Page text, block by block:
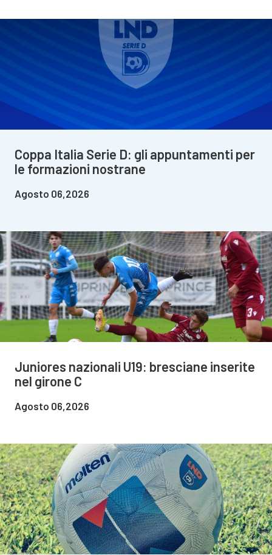
Coppa Italia Serie D: gli appuntamenti per
le formazioni nostrane
Agosto 06,2026
Juniores nazionali U19: bresciane inserite
nel girone C
Agosto 06,2026